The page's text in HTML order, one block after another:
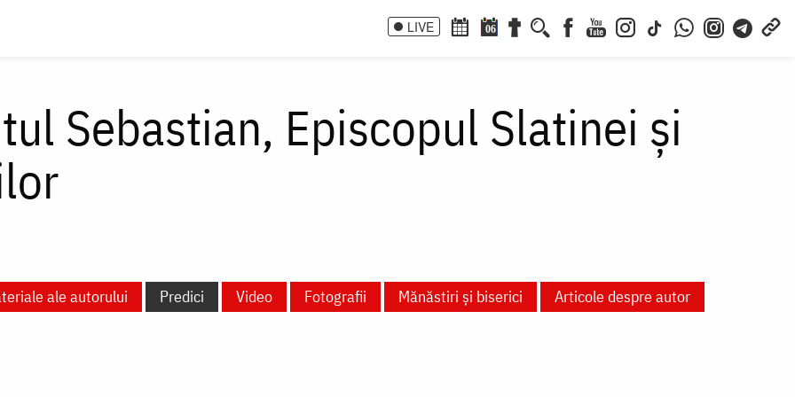
LIVE 06
Sebastian, Episcopul Slatinei și
ale autorului Predici Video Fotografii Mănăstiri și biserici
Articole despre autor